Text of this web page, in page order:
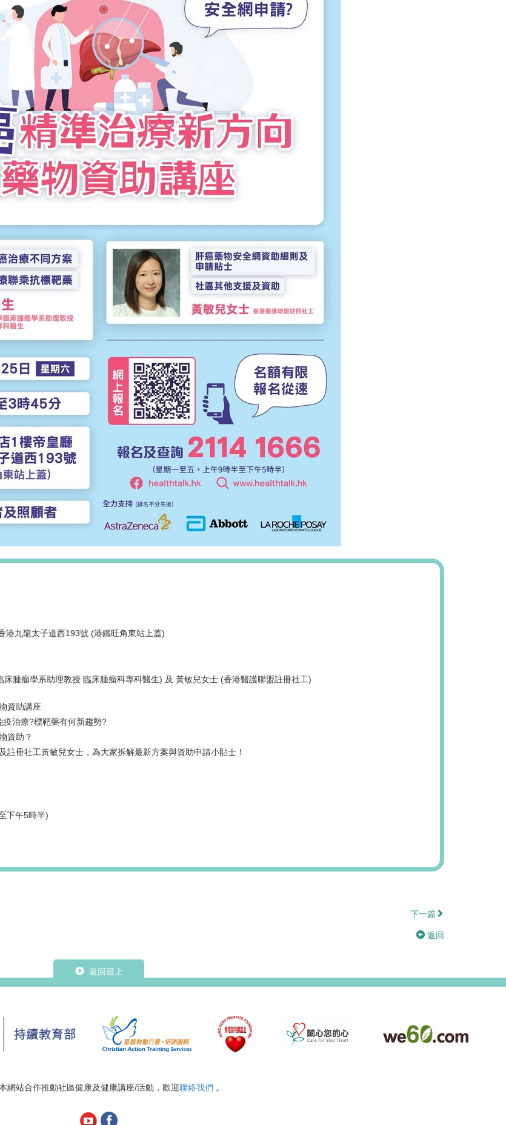
港九龍太子道西193號 (港鐵旺角東站上蓋)
床腫瘤學系助理教授 臨床腫瘤科專科醫生) 及 黃敏兒女士 (香港醫護聯盟註冊社工)
資助講座
治療?標靶藥有何新趨勢?
資助？
註冊社工黃敏兒女士，為大家拆解最新方案與資助申請小貼士！
下午5時半)
下一篇
返回
返回最上
網站合作推動社區健康及健康講座/活動，歡迎聯絡我們 。